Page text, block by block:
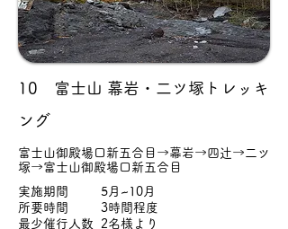
10 富士山 幕岩・二ツ塚トレッキ
ング
富士山御殿場口新五合目→幕岩→四辻→二ツ
塚→富士山御殿場口新五合目
実施期間 5月~10月
所要時間 3時間程度
最少催行人数 2名様より